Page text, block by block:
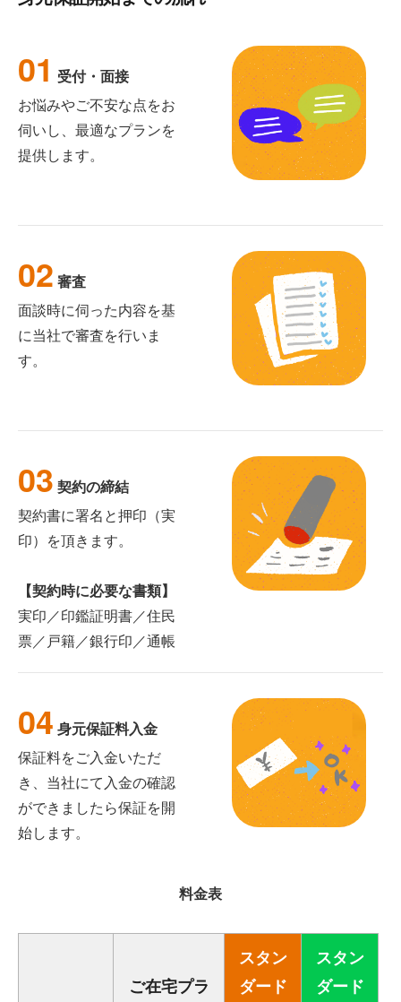
01 受付・面接
お悩みやご不安な点をお
伺いし、最適なプランを
提供します。
02 審査
面談時に伺った内容を基
に当社で審査を行いま
す。
03 契約の締結
契約書に署名と押印（実
印）を頂きます。
【契約時に必要な書類】
実印／印鑑証明書／住民
票／戸籍／銀行印／通帳
04 身元保証料入金
保証料をご入金いただ
き、当社にて入金の確認
ができましたら保証を開
始します。
料金表
ご在宅プラ
スタン
ダード
スタン
ダード